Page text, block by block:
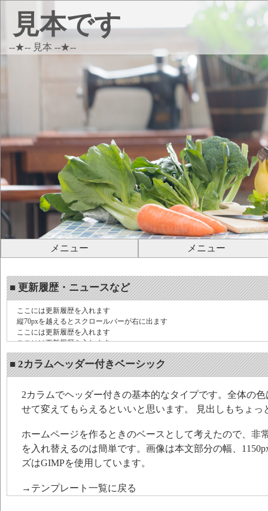
見本です
--★-- 見本 --★--
メニュー メニュー
■ 更新履歴・ニュースなど
ここには更新履歴を入れます
縦70pxを越えるとスクロールバーが右に出ます
ここには更新履歴を入れます
ここには更新履歴を入れます
ここには更新履歴を入れます
ここには更新履歴を入れます
■ 2カラムヘッダー付きベーシック
2カラムでヘッダー付きの基本的なタイプです。全体の
せて変えてもらえるといいと思います。 見出しもちょ
ホームページを作るときのベースとして考えたので、非
を入れ替えるのは簡単です。画像は本文部分の幅、
ズはGIMPを使用しています。
→テンプレート一覧に戻る